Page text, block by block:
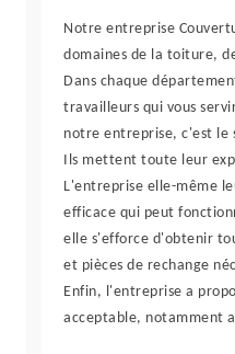
Notre entreprise
domaines de la toiture,
Dans chaque
travailleurs qui vous
notre entreprise, c'est le
Ils mettent toute leur
L'entreprise elle-même
efficace qui peut
elle s'efforce d'obtenir
et pièces de rechange
Enfin, l'entreprise a
acceptable, notamment